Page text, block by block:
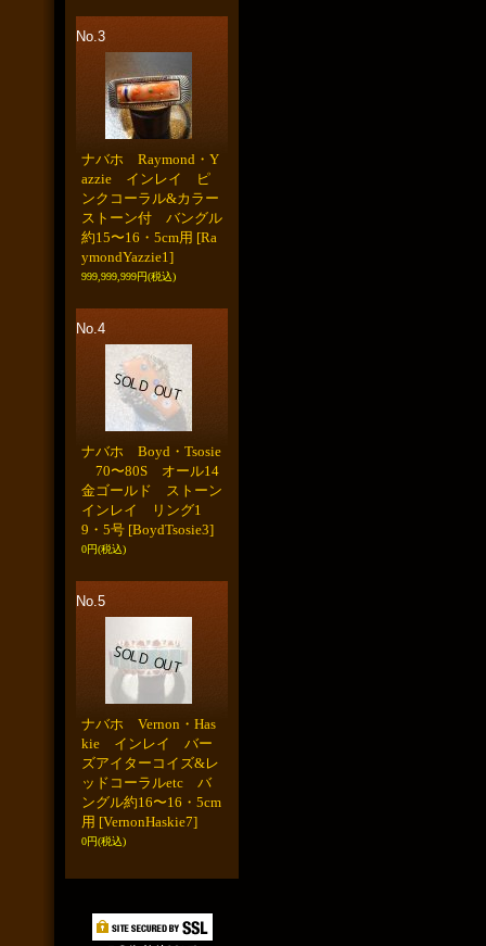
No.3
ナバホ Raymond・Y
azzie インレイ ピ
ンクコーラル&カラー
ストーン付 バングル
約15〜16・5cm用 [Ra
ymondYazzie1]
999,999,999円(税込)
No.4
ナバホ Boyd・Tsosie
70〜80S オール14
金ゴールド ストーン
インレイ リング1
9・5号 [BoydTsosie3]
0円(税込)
No.5
ナバホ Vernon・Has
kie インレイ バー
ズアイターコイズ&レ
ッドコーラルetc バ
ングル約16〜16・5cm
用 [VernonHaskie7]
0円(税込)